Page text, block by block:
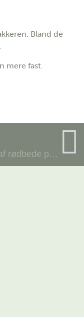
Bland de
mere fast.
Boller af rødbede pulp